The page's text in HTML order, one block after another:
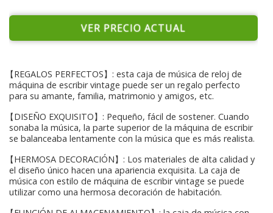
VER PRECIO ACTUAL
【REGALOS PERFECTOS】: esta caja de música de reloj de
máquina de escribir vintage puede ser un regalo perfecto
para su amante, familia, matrimonio y amigos, etc.
【DISEÑO EXQUISITO】: Pequeño, fácil de sostener. Cuando
sonaba la música, la parte superior de la máquina de escribir
se balanceaba lentamente con la música que es más realista.
【HERMOSA DECORACIÓN】: Los materiales de alta calidad y
el diseño único hacen una apariencia exquisita. La caja de
música con estilo de máquina de escribir vintage se puede
utilizar como una hermosa decoración de habitación.